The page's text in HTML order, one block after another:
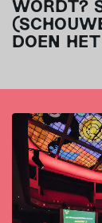
WORDT?
DOEN